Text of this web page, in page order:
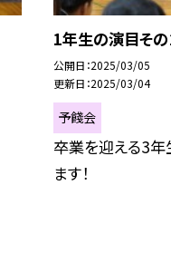
1年生の演目その
公開日 2025/03/05
更新日 2025/03/04
予餞会
卒業を迎える3年
ます！